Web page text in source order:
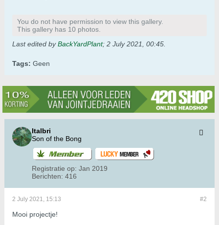
You do not have permission to view this gallery.
This gallery has 10 photos.
Last edited byBackYardPlant; 2 July 2021, 00:45
Tags: Geen
Italbri
Son of the Bong
Registratie op: Jan 2019
Berichten: 416
#2
2 July 2021, 15:13
Mooi projectje!